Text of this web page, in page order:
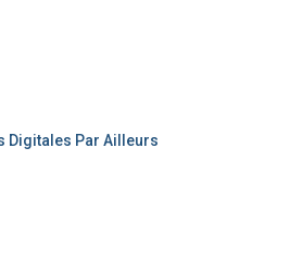
Digitales Par Ailleurs